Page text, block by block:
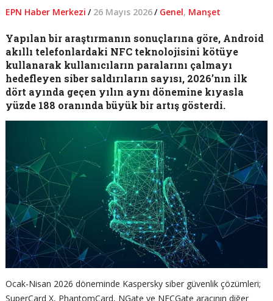
EPN Haber Merkezi / 26 Mayıs 2026/ Genel, Manşet
Yapılan bir araştırmanın sonuçlarına göre, Android
akıllı telefonlardaki NFC teknolojisini kötüye
kullanarak kullanıcıların paralarını çalmayı
hedefleyen siber saldırıların sayısı, 2026’nın ilk
dört ayında geçen yılın aynı dönemine kıyasla
yüzde 188 oranında büyük bir artış gösterdi.
Ocak-Nisan 2026 döneminde Kaspersky siber güvenlik çözümleri;
SuperCard X, PhantomCard, NGate ve NFCGate aracının diğer